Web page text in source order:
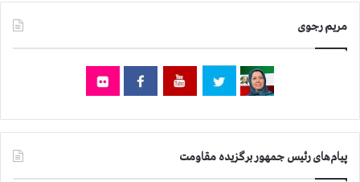
مریم رجوی
پیام‌های رئیس جمهور برگزیده مقاومت